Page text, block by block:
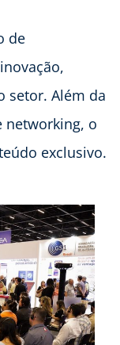
de
setor. Além da
networking, o
exclusivo.